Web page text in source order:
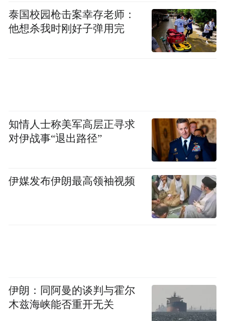
频)为凤凰网旗下自媒体平台“大风号”用户上传并发
布，本平台仅提供信息存储空间服务。
Notice: The content above (including the videos,
pictures and audios if any) is uploaded and posted
by the user of Dafeng Hao, which is a social media
泰国校园枪击案幸存老师：
他想杀我时刚好子弹用完
知情人士称美军高层正寻求
对伊战事“退出路径”
伊媒发布伊朗最高领袖视频
伊朗：同阿曼的谈判与霍尔
木兹海峡能否重开无关